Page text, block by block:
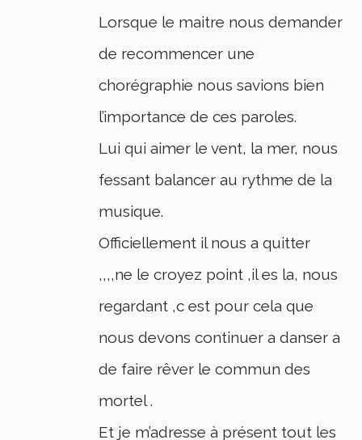
Lorsque le maitre nous demander
de recommencer une
chorégraphie nous savions bien
l’importance de ces paroles.
Lui qui aimer le vent, la mer, nous
fessant balancer au rythme de la
musique.
Officiellement il nous a quitter
,,,,ne le croyez point ,il es la, nous
regardant ,c est pour cela que
nous devons continuer a danser a
de faire rêver le commun des
mortel .
Et je m’adresse à présent tout les